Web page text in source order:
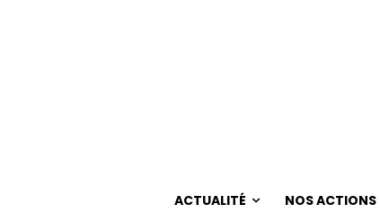
ACTUALITÉ NOS ACTIONS